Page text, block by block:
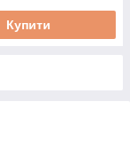
Купити